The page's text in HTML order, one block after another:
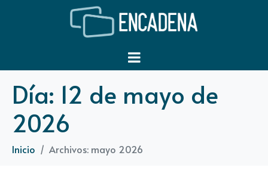
Día: 12 de mayo de
2026
Inicio Archivos: mayo 2026